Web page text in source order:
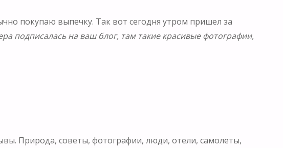
покупаю выпечку. Так вот сегодня утром пришел за
подписалась на ваш блог, там такие красивые фотографии,
Природа, советы, фотографии, люди, отели, самолеты,